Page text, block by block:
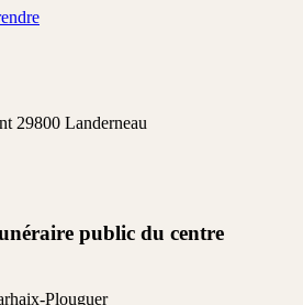
29800 Landerneau
public du centre
Plouguer